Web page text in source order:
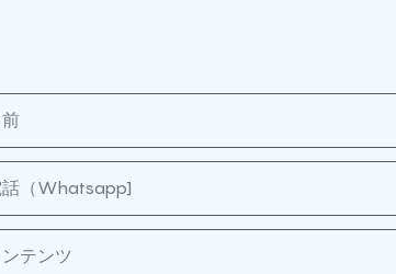
話（whatsapp]
テンツ